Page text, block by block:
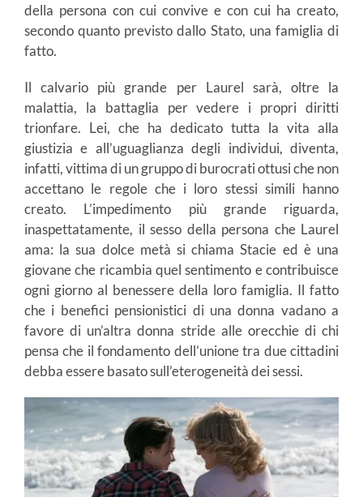
della persona con cui convive e con cui ha creato,
secondo quanto previsto dallo Stato, una famiglia di
fatto.
Il calvario più grande per Laurel sarà, oltre la
malattia, la battaglia per vedere i propri diritti
trionfare. Lei, che ha dedicato tutta la vita alla
giustizia e all’uguaglianza degli individui, diventa,
infatti, vittima di un gruppo di burocrati ottusi che non
accettano le regole che i loro stessi simili hanno
creato. L’impedimento più grande riguarda,
inaspettatamente, il sesso della persona che Laurel
ama: la sua dolce metà si chiama Stacie ed è una
giovane che ricambia quel sentimento e contribuisce
ogni giorno al benessere della loro famiglia. Il fatto
che i benefici pensionistici di una donna vadano a
favore di un’altra donna stride alle orecchie di chi
pensa che il fondamento dell’unione tra due cittadini
debba essere basato sull’eterogeneità dei sessi.